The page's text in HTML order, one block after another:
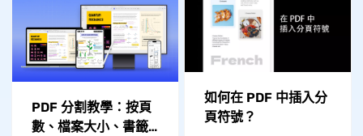
PDF 分割教學：按頁
數、檔案大小、書籤
如何在 PDF 中插入分
頁符號？